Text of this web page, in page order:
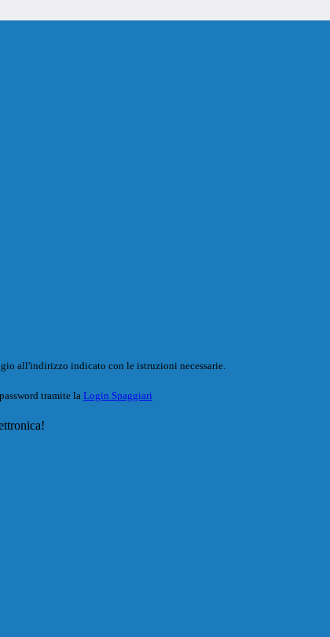
all'indirizzo indicato con le istruzioni necessarie.
tramite la Login Spaggiari